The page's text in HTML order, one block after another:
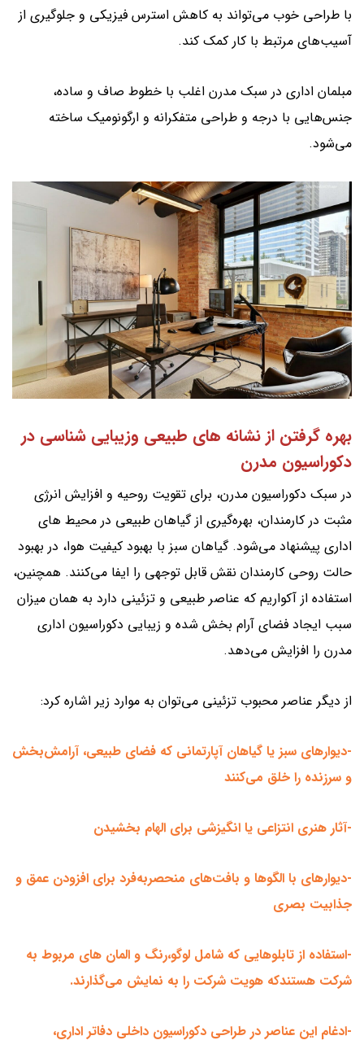
با طراحی خوب می‌تواند به کاهش استرس فیزیکی و جلوگیری از
آسیب‌های مرتبط با کار کمک کند.
مبلمان اداری در سبک مدرن اغلب با خطوط صاف و ساده،
جنس‌هایی با درجه و طراحی متفکرانه و ارگونومیک ساخته
می‌شود.
بهره گرفتن از نشانه های طبیعی وزیبایی شناسی در
دکوراسیون مدرن
در سبک دکوراسیون مدرن، برای تقویت روحیه و افزایش انرژی
مثبت در کارمندان، بهره‌گیری از گیاهان طبیعی در محیط های
اداری پیشنهاد می‌شود. گیاهان سبز با بهبود کیفیت هوا، در بهبود
حالت روحی کارمندان نقش قابل توجهی را ایفا می‌کنند. همچنین،
استفاده از آکواریم که عناصر طبیعی و تزئینی دارد به همان میزان
سبب ایجاد فضای آرام بخش شده و زیبایی دکوراسیون اداری
مدرن را افزایش می‌دهد.
از دیگر عناصر محبوب تزئینی می‌توان به موارد زیر اشاره کرد:
-دیوارهای سبز یا گیاهان آپارتمانی که فضای طبیعی، آرامش‌بخش
و سرزنده را خلق می‌کنند
-آثار هنری انتزاعی یا انگیزشی برای الهام بخشیدن
-دیوارهای با الگوها و بافت‌های منحصربه‌فرد برای افزودن عمق و
جذابیت بصری
-استفاده از تابلوهایی که شامل لوگو،رنگ و المان های مربوط به
شرکت هستندکه هویت شرکت را به نمایش می‌گذارند.
-ادغام این عناصر در طراحی دکوراسیون داخلی دفاتر اداری،